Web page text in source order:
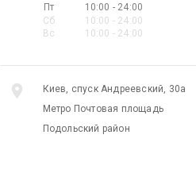
Пт
10:00 - 24:00
Сб
10:00 - 24:00
Вс
10:00 - 24:00
Киев, спуск Андреевский, 30а
Метро Почтовая площадь
Подольский район